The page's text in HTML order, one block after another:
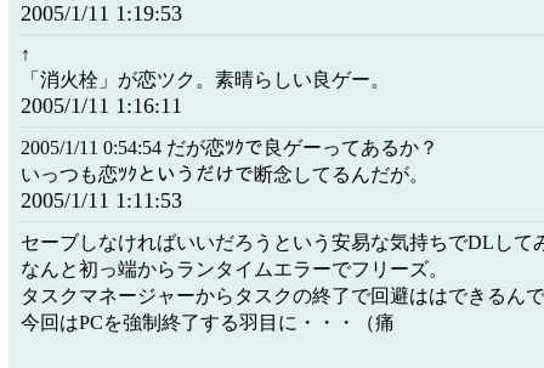
2005/1/11 1:19:53
↑
「消火栓」が恋ツク。素晴らしい良ゲー。
2005/1/11 1:16:11
2005/1/11 0:54:54 だが恋ﾂｸで良ゲーってあるか？
いっつも恋ﾂｸというだけで断念してるんだが。
2005/1/11 1:11:53
セーブしなければいいだろうという安易な気持ちでDLして
なんと初っ端からランタイムエラーでフリーズ。
タスクマネージャーからタスクの終了で回避ははできるん
今回はPCを強制終了する羽目に・・・（痛